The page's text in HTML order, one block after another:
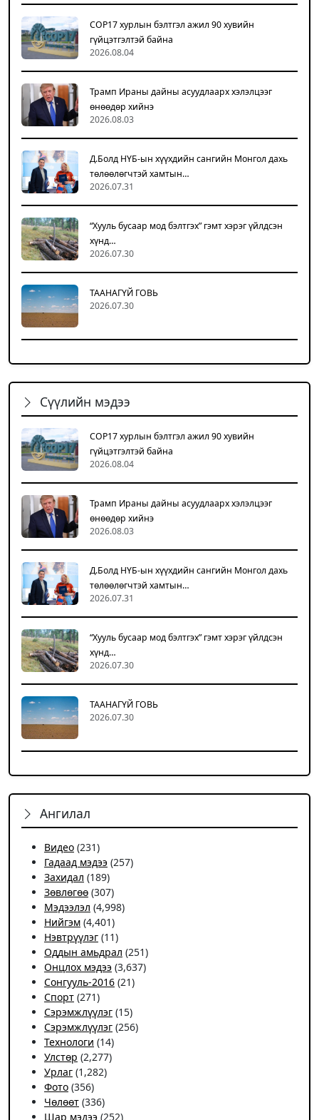
COP17 хурлын бэлтгэл ажил 90 хувийн
гүйцэтгэлтэй байна
2026.08.04
Трамп Ираны дайны асуудлаарх хэлэлцээг
өнөөдөр хийнэ
2026.08.03
Д.Болд НҮБ-ын хүүхдийн сангийн Монгол дахь
төлөөлөгчтэй хамтын…
2026.07.31
“Хууль бусаар мод бэлтгэх” гэмт хэрэг үйлдсэн
хүнд…
2026.07.30
ТААНАГҮЙ ГОВЬ
2026.07.30
Сүүлийн мэдээ
COP17 хурлын бэлтгэл ажил 90 хувийн
гүйцэтгэлтэй байна
2026.08.04
Трамп Ираны дайны асуудлаарх хэлэлцээг
өнөөдөр хийнэ
2026.08.03
Д.Болд НҮБ-ын хүүхдийн сангийн Монгол дахь
төлөөлөгчтэй хамтын…
2026.07.31
“Хууль бусаар мод бэлтгэх” гэмт хэрэг үйлдсэн
хүнд…
2026.07.30
ТААНАГҮЙ ГОВЬ
2026.07.30
Ангилал
Видео (231)
Гадаад мэдээ (257)
Захидал (189)
Зөвлөгөө (307)
Мэдээлэл (4,998)
Нийгэм (4,401)
Нэвтрүүлэг (11)
Оддын амьдрал (251)
Онцлох мэдээ (3,637)
Сонгууль-2016 (21)
Спорт (271)
Сэрэмжлүүлэг (15)
Сэрэмжлүүлэг (256)
Технологи (14)
Улстөр (2,277)
Урлаг (1,282)
Фото (356)
Чѳлѳѳт (336)
Шар мэдээ (252)